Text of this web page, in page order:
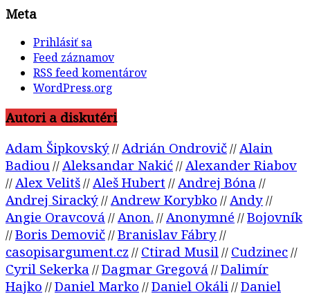
Meta
Prihlásiť sa
Feed záznamov
RSS feed komentárov
WordPress.org
Autori a diskutéri
Adam Šipkovský// Adrián Ondrovič// Alain
Badiou // Aleksandar Nakić// Alexander Riabov
// Alex Velitš// Aleš Hubert // Andrej Bóna //
Andrej Siracký// Andrew Korybko // Andy//
Angie Oravcová // Anon. // Anonymné //Bojovník
//Boris Demovič//Branislav Fábry//
casopisargument.cz // Ctirad Musil // Cudzinec//
Cyril Sekerka //Dagmar Gregová //Dalimír
Hajko //Daniel Marko //Daniel Okáli //Daniel